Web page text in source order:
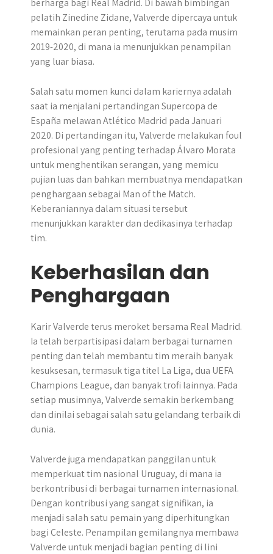
berharga bagi Real Madrid. Di bawah bimbingan
pelatih Zinedine Zidane, Valverde dipercaya untuk
memainkan peran penting, terutama pada musim
2019-2020, di mana ia menunjukkan penampilan
yang luar biasa.
Salah satu momen kunci dalam kariernya adalah
saat ia menjalani pertandingan Supercopa de
España melawan Atlético Madrid pada Januari
2020. Di pertandingan itu, Valverde melakukan foul
profesional yang penting terhadap Álvaro Morata
untuk menghentikan serangan, yang memicu
pujian luas dan bahkan membuatnya mendapatkan
penghargaan sebagai Man of the Match.
Keberaniannya dalam situasi tersebut
menunjukkan karakter dan dedikasinya terhadap
tim.
Keberhasilan dan
Penghargaan
Karir Valverde terus meroket bersama Real Madrid.
Ia telah berpartisipasi dalam berbagai turnamen
penting dan telah membantu tim meraih banyak
kesuksesan, termasuk tiga titel La Liga, dua UEFA
Champions League, dan banyak trofi lainnya. Pada
setiap musimnya, Valverde semakin berkembang
dan dinilai sebagai salah satu gelandang terbaik di
dunia.
Valverde juga mendapatkan panggilan untuk
memperkuat tim nasional Uruguay, di mana ia
berkontribusi di berbagai turnamen internasional.
Dengan kontribusi yang sangat signifikan, ia
menjadi salah satu pemain yang diperhitungkan
bagi Celeste. Penampilan gemilangnya membawa
Valverde untuk menjadi bagian penting di lini